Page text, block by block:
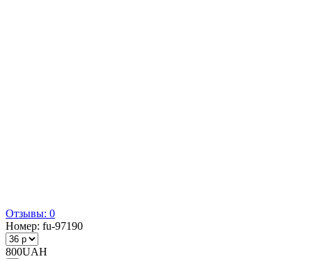
Отзывы: 0
Номер: fu-97190
800UAH